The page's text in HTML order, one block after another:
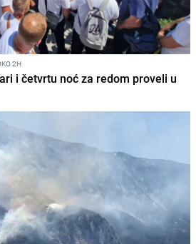
2H
i četvrtu noć za redom proveli u